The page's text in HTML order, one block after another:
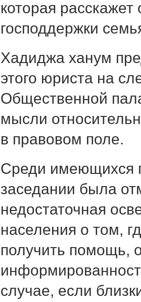
которая
господдержки
Хадиджа ханум
этого юриста на
Общественной
мысли
в правовом поле.
Среди имеющихся
заседании была
недостаточная
населения о том,
получить помощь,
случае, если